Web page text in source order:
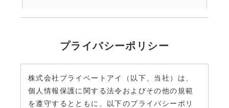
プライバシーポリシー
株式会社プライベートアイ（以下、当社）は、
個人情報保護に関する法令およびその他の規範
を遵守するとともに、以下のプライバシーポリ